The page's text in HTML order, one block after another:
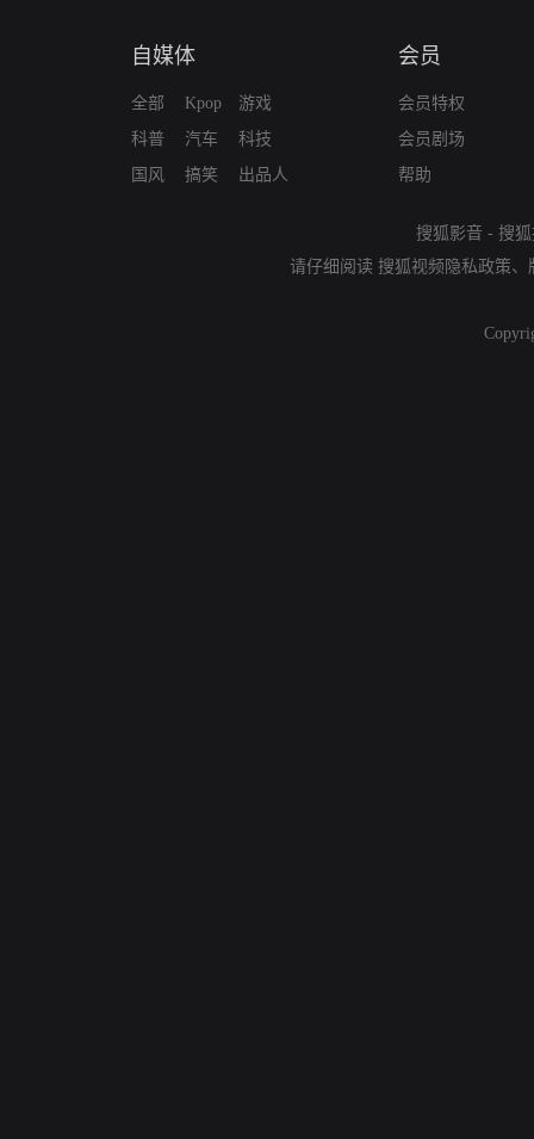
自媒体
全部
科普
国风
Kpop
汽车
搞笑
游戏
科技
出品人
会员
会员特权
会员剧场
帮助
搜狐影音 - 搜
请仔细阅读 搜狐视频隐私政策、